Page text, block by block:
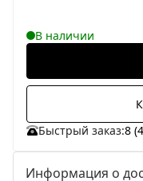
В наличии
Быстрый заказ:8
Информация о